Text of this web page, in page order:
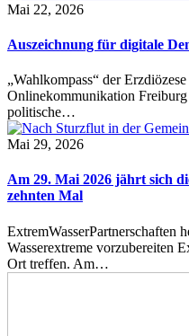
Mai 22, 2026
Auszeichnung für digitale
„Wahlkompass“ der
Onlinekommunikation
politische…
Mai 29, 2026
Am 29. Mai 2026 jährt sich
zehnten Mal
ExtremWasserPartnerschaften
Wasserextreme vorzubereiten
Ort treffen. Am…